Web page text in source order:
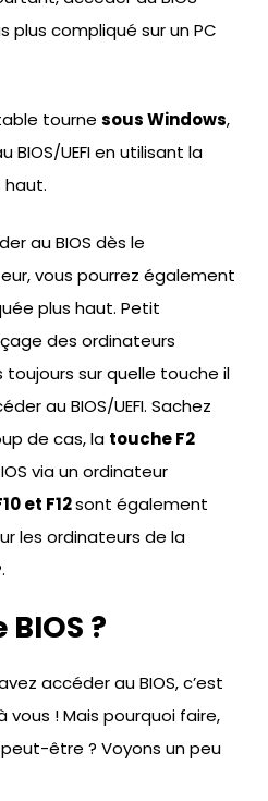
plus compliqué sur un PC
tourne sous Windows,
UEFI en utilisant la
au BIOS dès le
vous pourrez également
plus haut. Petit
des ordinateurs
toujours sur quelle touche il
au BIOS/UEFI. Sachez
de cas, la touche F2
via un ordinateur
et F12sont également
les ordinateurs de la
?
accéder au BIOS, c’est
vous ! Mais pourquoi faire,
être ? Voyons un peu